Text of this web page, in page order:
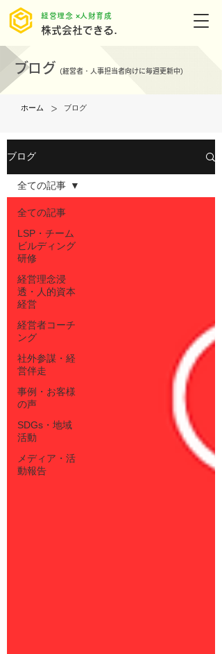
株式会社できる.
​経営理念 ×人財育成
ブログ (経営者・人事担当者向けに毎週更新中)
ホーム > ブログ
ブログ
全ての記事
LSP・チーム
ビルディング
研修
経営理念浸
透・人的資本
経営
経営者コーチ
ング
社外参謀・経
営伴走
事例・お客様
の声
SDGs・地域
活動
メディア・活
動報告
全ての記事